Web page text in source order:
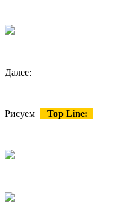
Далее:
Рисуем Top Line: